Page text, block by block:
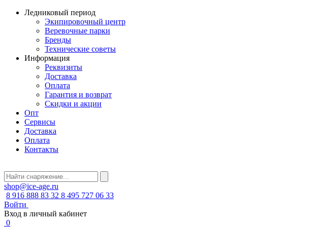
Ледниковый период
Экипировочный центр
Веревочные парки
Бренды
Технические советы
Информация
Реквизиты
Доставка
Оплата
Гарантия и возврат
Скидки и акции
Опт
Сервисы
Доставка
Оплата
Контакты
shop@ice-age.ru
8 916 888 83 32 8 495 727 06 33
Войти
Вход в личный кабинет
0